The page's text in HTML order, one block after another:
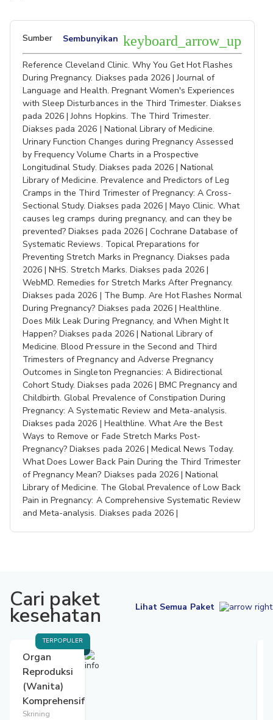
Sumber Sembunyikan keyboard_arrow_up
Reference Cleveland Clinic. Why You Get Hot Flashes
During Pregnancy. Diakses pada 2026 | Journal of
Language and Health. Pregnant Women's Experiences
with Sleep Disturbances in the Third Trimester. Diakses
pada 2026 | Johns Hopkins. The Third Trimester.
Diakses pada 2026 | National Library of Medicine.
Urinary Function Changes during Pregnancy Assessed
by Frequency Volume Charts in a Prospective
Longitudinal Study. Diakses pada 2026 | National
Library of Medicine. Prevalence and Predictors of Leg
Cramps in the Third Trimester of Pregnancy: A Cross-
Sectional Study. Diakses pada 2026 | Mayo Clinic. What
causes leg cramps during pregnancy, and can they be
prevented? Diakses pada 2026 | Cochrane Database of
Systematic Reviews. Topical Preparations for
Preventing Stretch Marks in Pregnancy. Diakses pada
2026 | NHS. Stretch Marks. Diakses pada 2026 |
WebMD. Remedies for Stretch Marks After Pregnancy.
Diakses pada 2026 | The Bump. Are Hot Flashes Normal
During Pregnancy? Diakses pada 2026 | Healthline.
Does Milk Leak During Pregnancy, and When Might It
Happen? Diakses pada 2026 | National Library of
Medicine. Blood Pressure in the Second and Third
Trimesters of Pregnancy and Adverse Pregnancy
Outcomes in Singleton Pregnancies: A Bidirectional
Cohort Study. Diakses pada 2026 | BMC Pregnancy and
Childbirth. Global Prevalence of Constipation During
Pregnancy: A Systematic Review and Meta-analysis.
Diakses pada 2026 | Healthline. What Are the Best
Ways to Remove or Fade Stretch Marks Post-
Pregnancy? Diakses pada 2026 | Medical News Today.
What Does Lower Back Pain During the Third Trimester
of Pregnancy Mean? Diakses pada 2026 | National
Library of Medicine. The Global Prevalence of Low Back
Pain in Pregnancy: A Comprehensive Systematic Review
and Meta-analysis. Diakses pada 2026 |
Cari paket
kesehatan Lihat Semua Paket
TERPOPULER
Organ
Reproduksi
(Wanita)
Komprehensif
Skrining